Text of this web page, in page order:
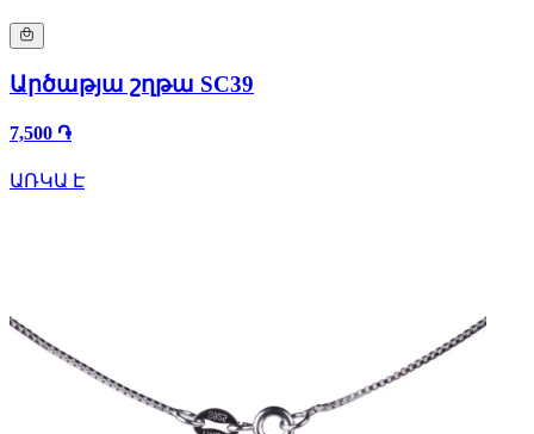
Արծաթյա շղթա SC39
7,500 ֏
ԱՌԿԱ Է